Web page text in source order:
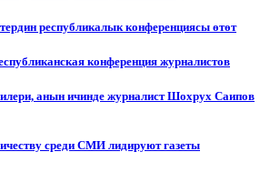
республикалык конференциясы өтөт
конференция журналистов
анын ичинде журналист Шохрух Саипов
среди СМИ лидируют газеты